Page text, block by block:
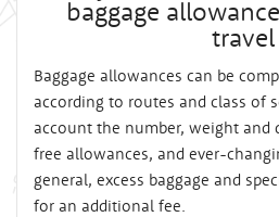
baggage
travel
Baggage allowances can be
according to routes and class of
account the number, weight and
free allowances, and ever-
general, excess baggage and
for an additional fee.